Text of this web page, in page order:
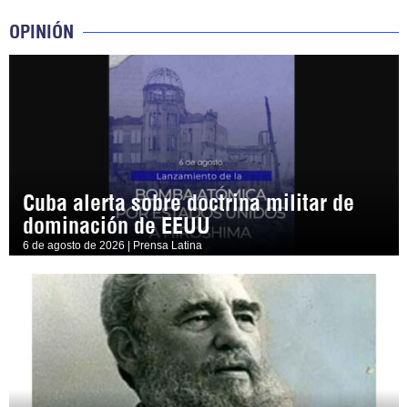
OPINIÓN
Cuba alerta sobre doctrina militar de
dominación de EEUU
6 de agosto de 2026 | Prensa Latina